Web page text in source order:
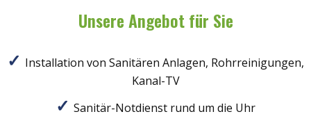
Unsere Angebot für Sie
Installation von Sanitären Anlagen, Rohrreinigungen,
Kanal-TV
Sanitär-Notdienst rund um die Uhr